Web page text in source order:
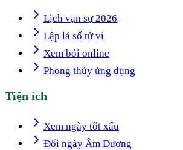
Lịch vạn sự 2026
Lập lá số tử vi
Xem bói online
Phong thủy ứng dụng
Tiện ích
Xem ngày tốt xấu
Đổi ngày Âm Dương